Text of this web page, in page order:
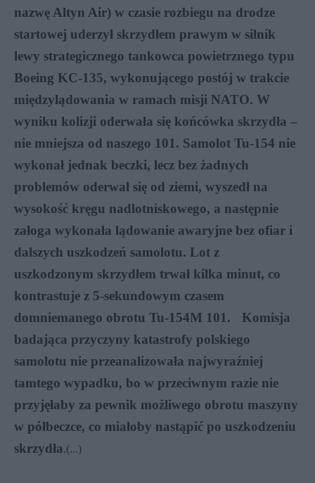
nazwę Altyn Air) w czasie rozbiegu na drodze
startowej uderzył skrzydłem prawym w silnik
lewy strategicznego tankowca powietrznego typu
Boeing KC-135, wykonującego postój w trakcie
międzylądowania w ramach misji NATO. W
wyniku kolizji oderwała się końcówka skrzydła –
nie mniejsza od naszego 101. Samolot Tu-154 nie
wykonał jednak beczki, lecz bez żadnych
problemów oderwał się od ziemi, wyszedł na
wysokość kręgu nadlotniskowego, a następnie
załoga wykonała lądowanie awaryjne bez ofiar i
dalszych uszkodzeń samolotu. Lot z
uszkodzonym skrzydłem trwał kilka minut, co
kontrastuje z 5-sekundowym czasem
domniemanego obrotu Tu-154M 101. Komisja
badająca przyczyny katastrofy polskiego
samolotu nie przeanalizowała najwyraźniej
tamtego wypadku, bo w przeciwnym razie nie
przyjęłaby za pewnik możliwego obrotu maszyny
w półbeczce, co miałoby nastąpić po uszkodzeniu
skrzydła.(...)